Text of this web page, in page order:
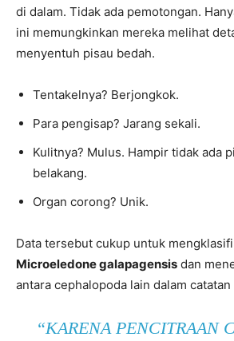
di dalam. Tidak ada pemotongan.
ini memungkinkan mereka melihat
menyentuh pisau bedah.
Tentakelnya? Berjongkok.
Para pengisap? Jarang sekali.
Kulitnya? Mulus. Hampir tidak ada
belakang.
Organ corong? Unik.
Data tersebut cukup untuk
Microeledone galapagensis dan
antara cephalopoda lain dalam catatan
“KARENA PENCITRAAN